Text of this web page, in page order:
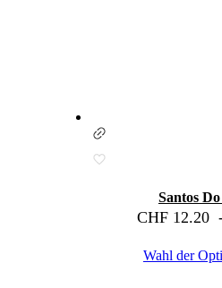
Santos
CHF12.20
Wahl der